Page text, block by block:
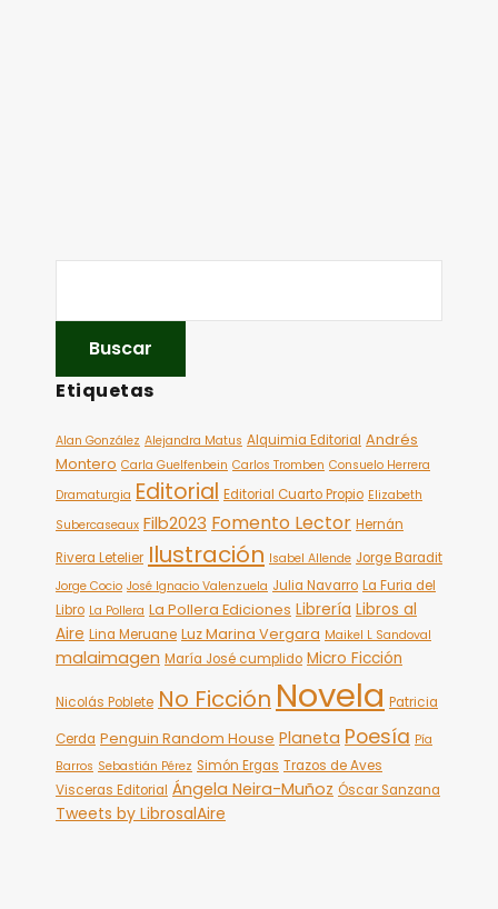
Etiquetas
Alan González Alejandra Matus Alquimia Editorial Andrés
Montero Carla Guelfenbein Carlos Tromben Consuelo Herrera
Dramaturgia Editorial Editorial Cuarto Propio Elizabeth
Subercaseaux Filb2023 Fomento Lector Hernán
Rivera Letelier Ilustración Isabel Allende Jorge Baradit
Jorge Cocio José Ignacio Valenzuela Julia Navarro La Furia del
Libro La Pollera La Pollera Ediciones Librería Libros al
Aire Lina Meruane Luz Marina Vergara Maikel L Sandoval
malaimagen María José cumplido Micro Ficción
Nicolás Poblete No Ficción Novela Patricia
Cerda Penguin Random House Planeta Poesía Pía
Barros Sebastián Pérez Simón Ergas Trazos de Aves
Visceras Editorial Ángela Neira-Muñoz Óscar Sanzana
Tweets by LibrosalAire